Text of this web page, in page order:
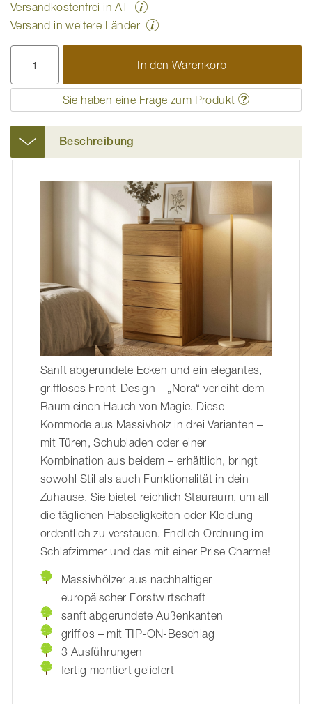
Versandkostenfrei in AT
Versand in weitere Länder
In den Warenkorb
Sie haben eine Frage zum Produkt
Beschreibung
Sanft abgerundete Ecken und ein elegantes,
griffloses Front-Design – „Nora“ verleiht dem
Raum einen Hauch von Magie. Diese
Kommode aus Massivholz in drei Varianten –
mit Türen, Schubladen oder einer
Kombination aus beidem – erhältlich, bringt
sowohl Stil als auch Funktionalität in dein
Zuhause. Sie bietet reichlich Stauraum, um all
die täglichen Habseligkeiten oder Kleidung
ordentlich zu verstauen. Endlich Ordnung im
Schlafzimmer und das mit einer Prise Charme!
Massivhölzer aus nachhaltiger
europäischer Forstwirtschaft
sanft abgerundete Außenkanten
grifflos – mit TIP-ON-Beschlag
3 Ausführungen
fertig montiert geliefert